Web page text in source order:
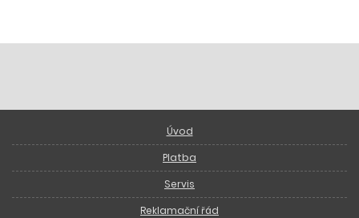
Úvod
Platba
Servis
Reklamační řád